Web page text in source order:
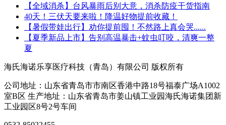
【全域消杀】台风暴雨后别大意，消杀防疫干货指南
40天！三伏天要来啦！降温好物提前收藏！
【暑假带娃出行】劝你提前囤！不然路上真会哭......
【夏季新品上市】告别高温暴击+蚊虫叮咬，清爽一整
夏
海氏海诺乐享医疗科技（青岛）有限公司 版权所有
公司地址：山东省青岛市市南区香港中路18号福泰广场A1002
室B区 生产地址：山东省青岛市姜山镇工业园海氏海诺集团新
工业园区8号2号车间